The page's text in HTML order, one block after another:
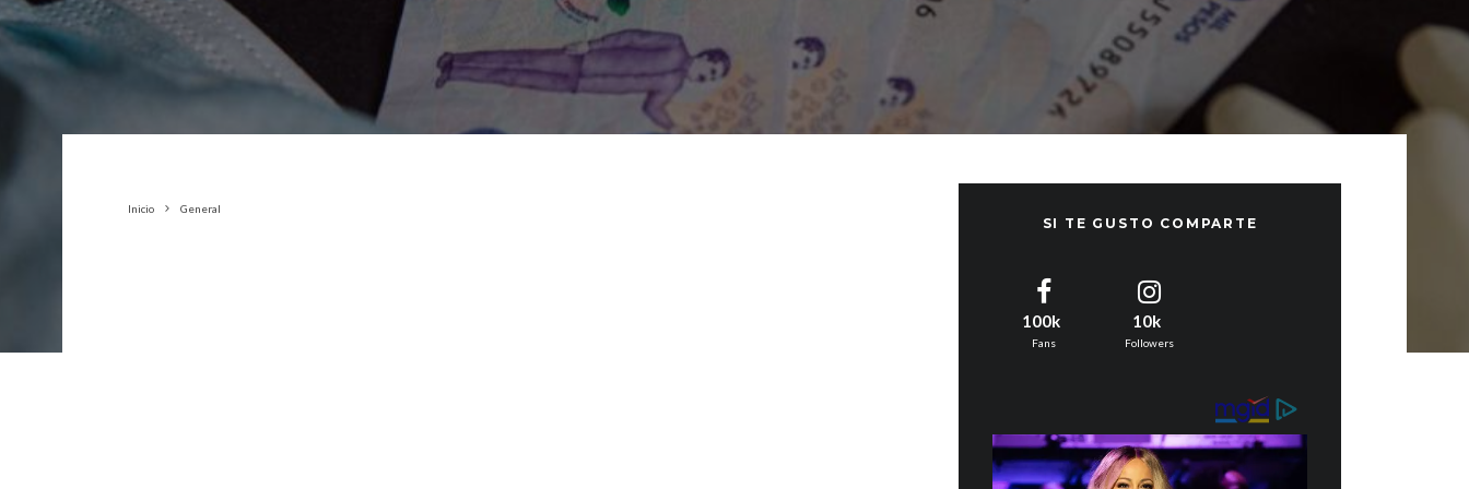
Inicio General
SI TE GUSTO COMPARTE
100k
Fans
10k
Followers